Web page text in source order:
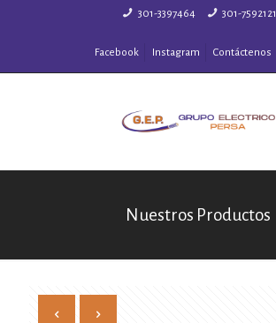
301-3397464 301-7592121
Facebook Instagram Contáctenos
Nuestros Productos